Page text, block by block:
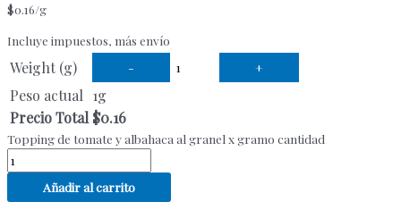
$0.16/g
Incluye impuestos, más envío
Weight (g)
Peso actual 1g
Precio Total $0.16
Topping de tomate y albahaca al granel x gramo cantidad
Añadir al carrito